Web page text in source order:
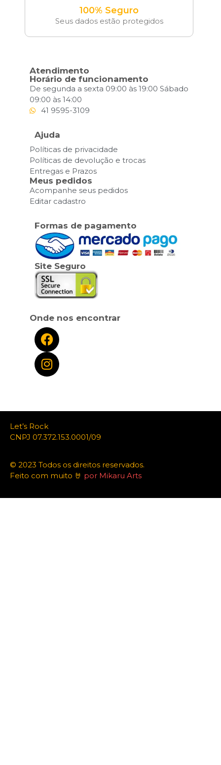
100% Seguro
Seus dados estão protegidos
Atendimento
Horário de funcionamento
De segunda a sexta 09:00 às 19:00 Sábado
09:00 às 14:00
41 9595-3109
Ajuda
Políticas de privacidade
Políticas de devolução e trocas
Entregas e Prazos
Meus pedidos
Acompanhe seus pedidos
Editar cadastro
Formas de pagamento
Site Seguro
Onde nos encontrar
Let’s Rock
CNPJ 07.372.153.0001/09
© 2023 Todos os direitos reservados.
Feito com muito 🤘 por Mikaru Arts